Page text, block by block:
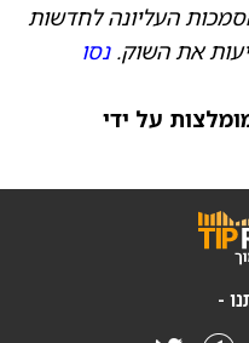
העליונה לחדשות
את השוק.נסו
על ידי
-